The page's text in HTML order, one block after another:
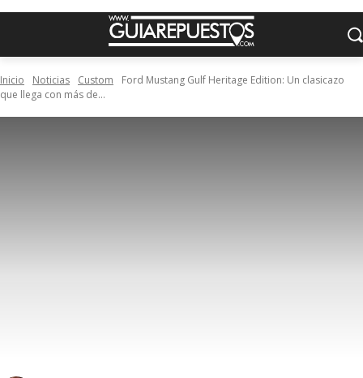
Inicio Noticias Custom
Ford Mustang Gulf Heritage Edition: Un clasicazo
que llega con más de...